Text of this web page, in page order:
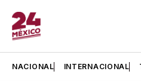
NACIONAL INTERNACIONAL